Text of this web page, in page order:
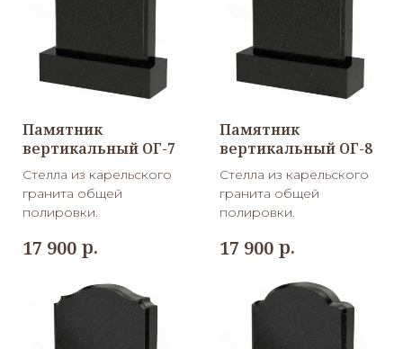
Памятник
вертикальный ОГ-7
Стелла из карельского
гранита общей
полировки.
17 900 р.
Памятник
вертикальный ОГ-8
Стелла из карельского
гранита общей
полировки.
17 900 р.